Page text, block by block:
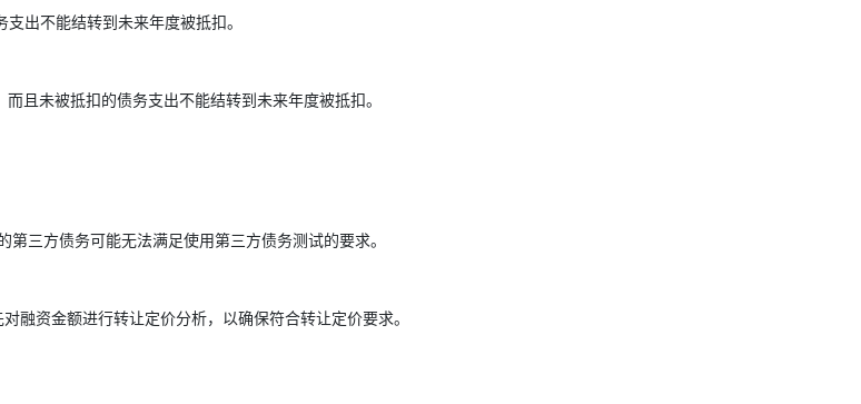
出不能结转到未来年度被抵扣。
未被抵扣的债务支出不能结转到未来年度被抵扣。
三方债务可能无法满足使用第三方债务测试的要求。
融资金额进行转让定价分析，以确保符合转让定价要求。